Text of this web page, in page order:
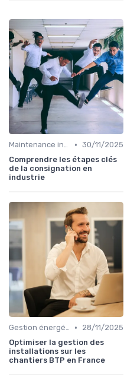
Maintenance infrastructures • 30/11/2025
Comprendre les étapes clés
de la consignation en
industrie
Gestion énergétique •
28/11/2025
Optimiser la gestion des
installations sur les
chantiers BTP en France